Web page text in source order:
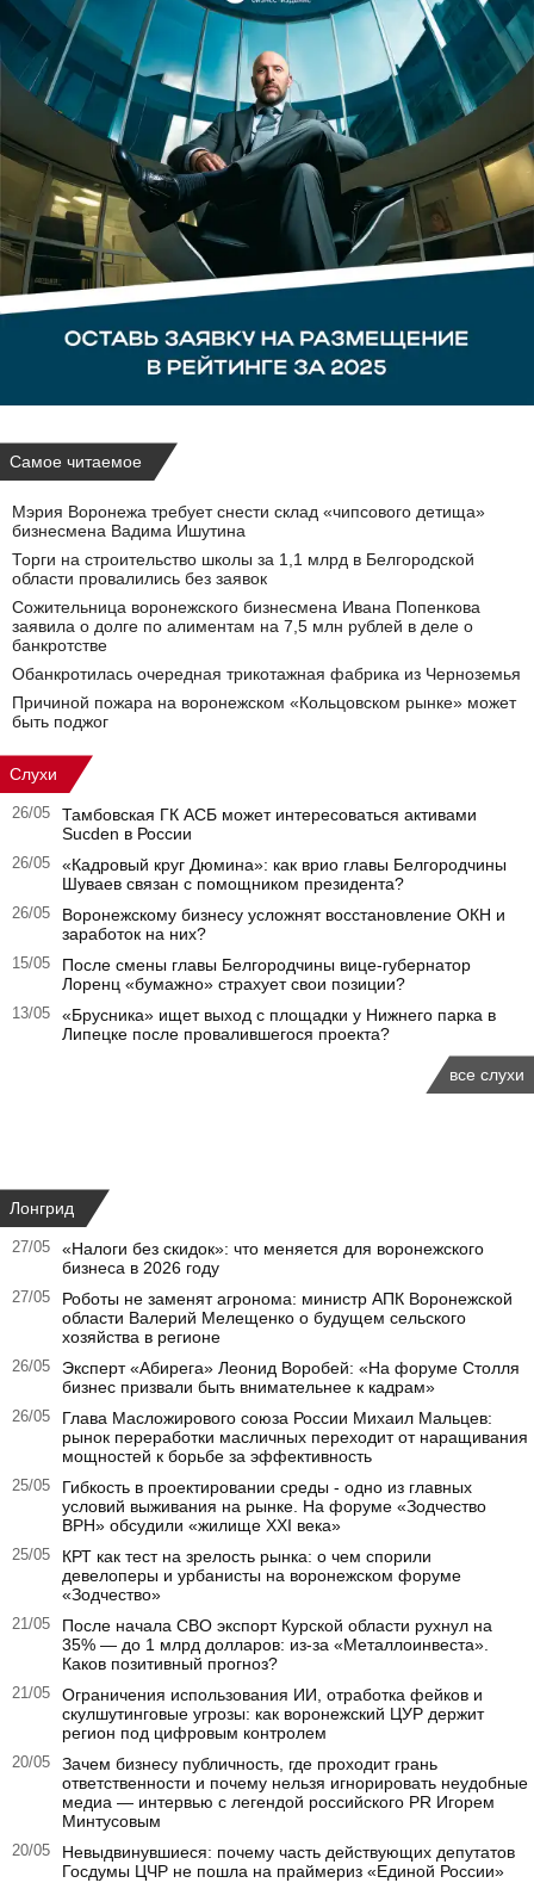
Самое читаемое
Мэрия Воронежа требует снести склад «чипсового детища»
бизнесмена Вадима Ишутина
Торги на строительство школы за 1,1 млрд в Белгородской
области провалились без заявок
Сожительница воронежского бизнесмена Ивана Попенкова
заявила о долге по алиментам на 7,5 млн рублей в деле о
банкротстве
Обанкротилась очередная трикотажная фабрика из Черноземья
Причиной пожара на воронежском «Кольцовском рынке» может
быть поджог
Слухи
26/05
Тамбовская ГК АСБ может интересоваться активами
Sucden в России
26/05
«Кадровый круг Дюмина»: как врио главы Белгородчины
Шуваев связан с помощником президента?
26/05
Воронежскому бизнесу усложнят восстановление ОКН и
заработок на них?
15/05
После смены главы Белгородчины вице-губернатор
Лоренц «бумажно» страхует свои позиции?
13/05
«Брусника» ищет выход с площадки у Нижнего парка в
Липецке после провалившегося проекта?
все слухи
Лонгрид
27/05
«Налоги без скидок»: что меняется для воронежского
бизнеса в 2026 году
27/05
Роботы не заменят агронома: министр АПК Воронежской
области Валерий Мелещенко о будущем сельского
хозяйства в регионе
26/05
Эксперт «Абирега» Леонид Воробей: «На форуме Столля
бизнес призвали быть внимательнее к кадрам»
26/05
Глава Масложирового союза России Михаил Мальцев:
рынок переработки масличных переходит от наращивания
мощностей к борьбе за эффективность
25/05
Гибкость в проектировании среды - одно из главных
условий выживания на рынке. На форуме «Зодчество
ВРН» обсудили «жилище XXI века»
25/05
КРТ как тест на зрелость рынка: о чем спорили
девелоперы и урбанисты на воронежском форуме
«Зодчество»
21/05
После начала СВО экспорт Курской области рухнул на
35% — до 1 млрд долларов: из-за «Металлоинвеста».
Каков позитивный прогноз?
21/05
Ограничения использования ИИ, отработка фейков и
скулшутинговые угрозы: как воронежский ЦУР держит
регион под цифровым контролем
20/05
Зачем бизнесу публичность, где проходит грань
ответственности и почему нельзя игнорировать неудобные
медиа — интервью с легендой российского PR Игорем
Минтусовым
20/05
Невыдвинувшиеся: почему часть действующих депутатов
Госдумы ЦЧР не пошла на праймериз «Единой России»